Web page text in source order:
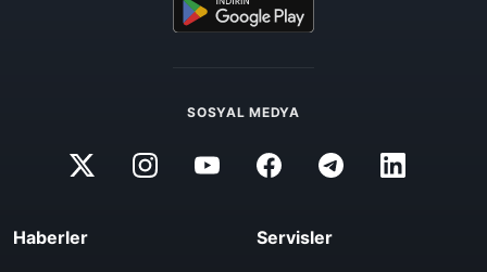
SOSYAL MEDYA
Haberler Servisler